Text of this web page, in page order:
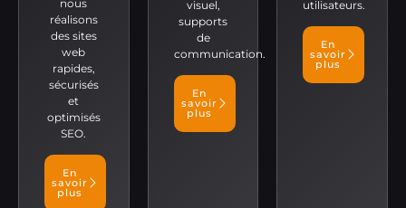
nous
réalisons
des sites
web
rapides,
sécurisés
et
optimisés
SEO.
En
savoir
plus
visuel,
supports
de
communication.
En
savoir
plus
utilisateurs.
En
savoir
plus